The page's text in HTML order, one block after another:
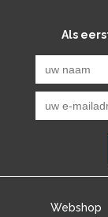
Als
Webshop